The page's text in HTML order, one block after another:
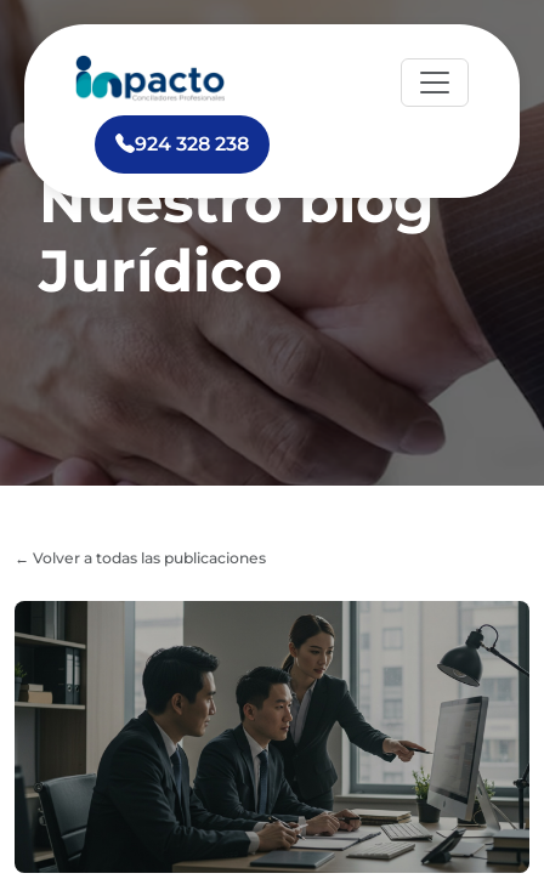
924 328 238
Nuestro blog
Jurídico
← Volver a todas las publicaciones